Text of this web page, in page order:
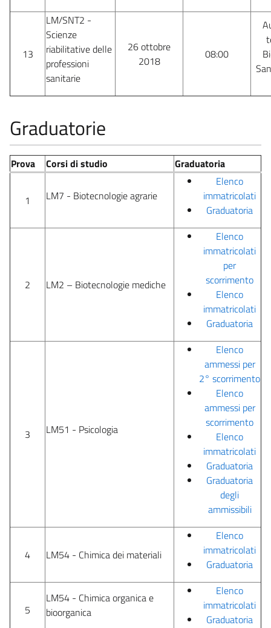
13
LM/SNT2 -
Scienze
riabilitative delle
professioni
sanitarie
26 ottobre
2018
08:00
Graduatorie
Prova Corsi di studio Graduatoria
1 LM7 - Biotecnologie agrarie
Elenco
immatricolati
Graduatoria
2 LM2 – Biotecnologie mediche
Elenco
immatricolati
per
scorrimento
Elenco
immatricolati
Graduatoria
3 LM51 - Psicologia
Elenco
ammessi per
2° scorrimento
Elenco
ammessi per
scorrimento
Elenco
immatricolati
Graduatoria
Graduatoria
degli
ammissibili
4 LM54 - Chimica dei materiali
Elenco
immatricolati
Graduatoria
5
LM54 - Chimica organica e
bioorganica
Elenco
immatricolati
Graduatoria